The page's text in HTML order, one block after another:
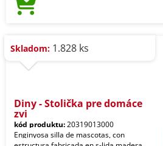
Skladom: 1.828 ks
Diny - Stolička pre domáce
zvi
kód produktu:20319013000
Enginyosa silla de mascotas, con